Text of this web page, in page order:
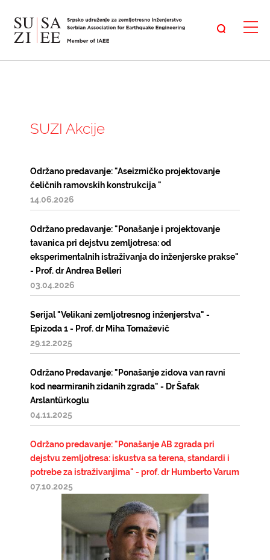
SUZI Akcije
Održano predavanje: "Aseizmičko projektovanje
čeličnih ramovskih konstrukcija "
14.06.2026
Održano predavanje: "Ponašanje i projektovanje
tavanica pri dejstvu zemljotresa: od
eksperimentalnih istraživanja do inženjerske prakse"
- Prof. dr Andrea Belleri
03.04.2026
Serijal "Velikani zemljotresnog inženjerstva" -
Epizoda 1 - Prof. dr Miha Tomaževič
29.12.2025
Održano Predavanje: "Ponašanje zidova van ravni
kod nearmiranih zidanih zgrada" - Dr Šafak
Arslantürkoglu
04.11.2025
Održano predavanje: "Ponašanje AB zgrada pri
dejstvu zemljotresa: iskustva sa terena, standardi i
potrebe za istraživanjima" - prof. dr Humberto Varum
07.10.2025